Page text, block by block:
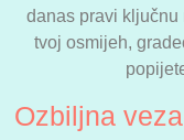
danas pravi ključnu
tvoj osmijeh,
Ozbiljna